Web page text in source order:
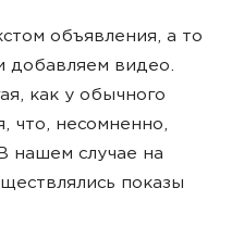
объявления, а то
добавляем видео.
как у обычного
что, несомненно,
нашем случае на
показы